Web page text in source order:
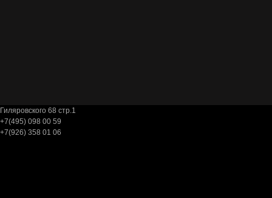
Гиляровского 68 cтр.1
+7(495) 098 00 59
+7(926) 358 01 06